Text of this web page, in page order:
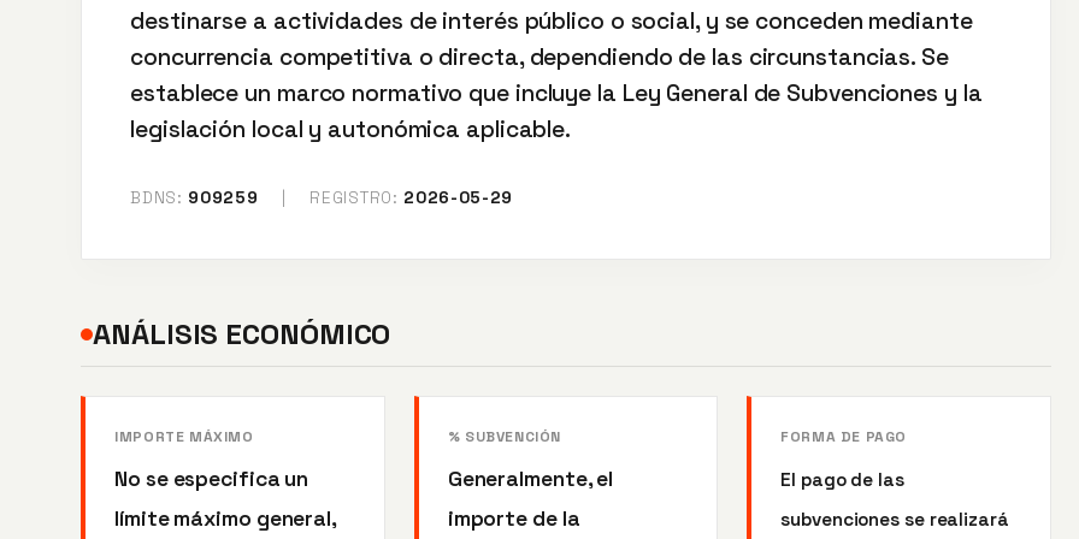
destinarse a actividades de interés público o social, y se conceden mediante
concurrencia competitiva o directa, dependiendo de las circunstancias. Se
establece un marco normativo que incluye la Ley General de Subvenciones y la
legislación local y autonómica aplicable.
BDNS: 909259 REGISTRO: 2026-05-29
ANÁLISIS ECONÓMICO
IMPORTE MÁXIMO
No se especifica un
límite máximo general,
% SUBVENCIÓN
Generalmente, el
importe de la
FORMA DE PAGO
El pago de las
subvenciones se realizará